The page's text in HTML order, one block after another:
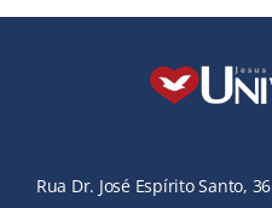
Rua Dr. José Espírito Santo, 36